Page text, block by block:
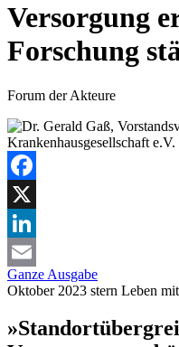
Versorgung
Forschung
Forum der Akteure
Facebook
X
LinkedIn
Email
Ganze Ausgabe
Oktober 2023 stern Leben